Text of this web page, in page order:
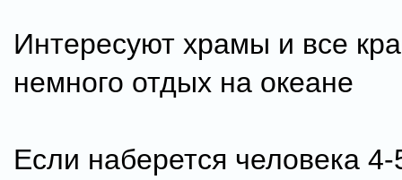
Интересуют храмы и все
немного отдых на океане
Если наберется человека